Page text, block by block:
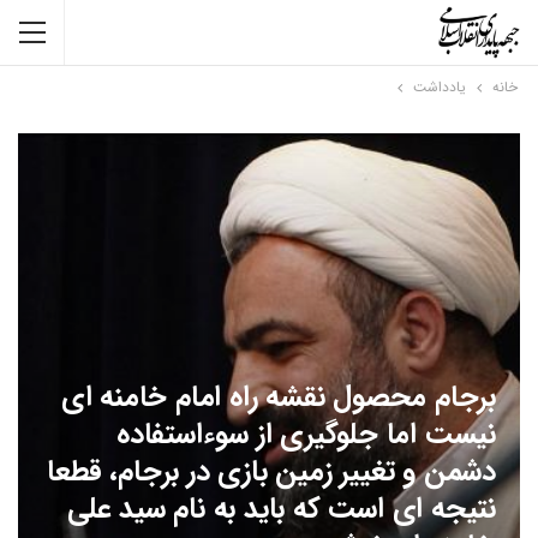
خانه یادداشت
برجام محصول نقشه راه امام خامنه ای
نیست اما جلوگیری از سوءاستفاده
دشمن و تغییر زمین بازی در برجام، قطعا
نتیجه ای است که باید به نام سید علی